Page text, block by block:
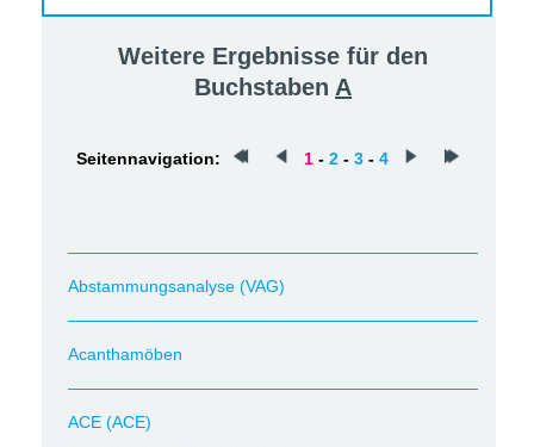
Weitere Ergebnisse für den
Buchstaben A
Seitennavigation: 1 - 2 - 3 - 4
Abstammungsanalyse (VAG)
Acanthamöben
ACE (ACE)